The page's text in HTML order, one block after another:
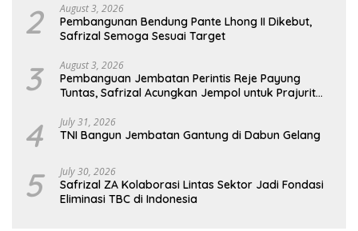
2 August 3, 2026
Pembangunan Bendung Pante Lhong II Dikebut,
Safrizal Semoga Sesuai Target
3 August 3, 2026
Pembanguan Jembatan Perintis Reje Payung
Tuntas, Safrizal Acungkan Jempol untuk Prajurit
4 July 31, 2026
TNI Bangun Jembatan Gantung di Dabun Gelang
5 July 30, 2026
Safrizal ZA Kolaborasi Lintas Sektor Jadi Fondasi
Eliminasi TBC di Indonesia